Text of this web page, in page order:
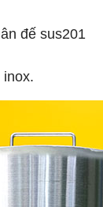
đế sus201
inox.